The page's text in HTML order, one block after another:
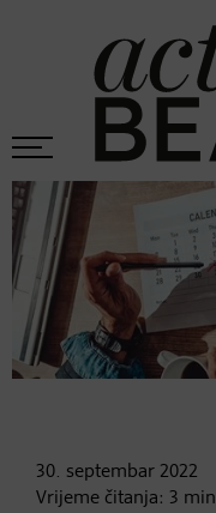
30. septembar 2022
Vrijeme čitanja: 3 min